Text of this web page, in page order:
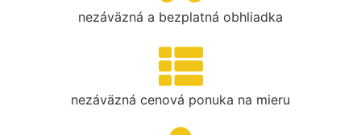
nezáväzná a bezplatná obhliadka
nezáväzná cenová ponuka na mieru